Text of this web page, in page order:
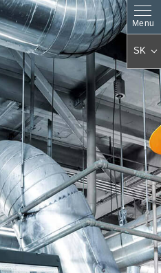
DE
EN
ES
PL
FR
IT
AR
KO
JA
ZH
CS
PT
TR
HU
FA
NL
RO
FI
SK
DA
EL